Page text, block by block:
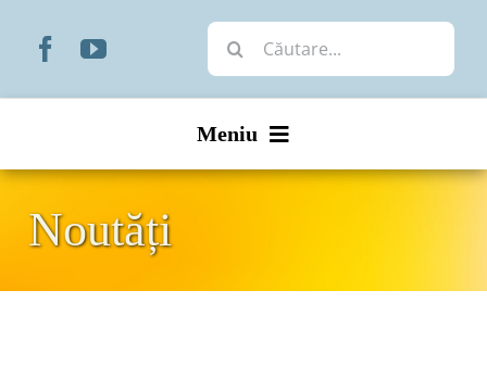
Cautare...
Meniu
Noutăți